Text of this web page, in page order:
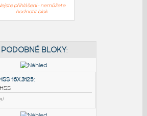
přihlášeni - nemůžete
hodnotit blok